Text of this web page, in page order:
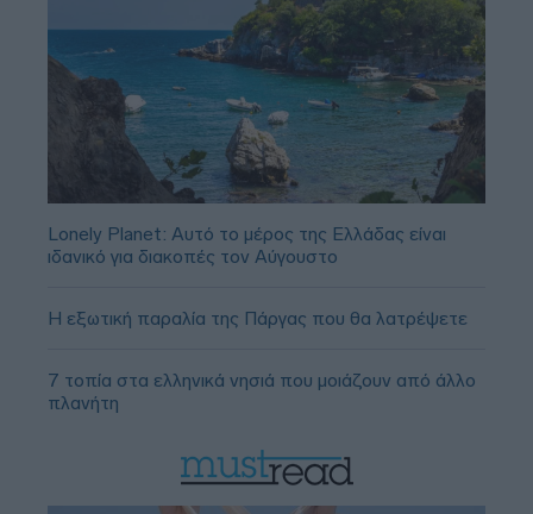
Lonely Planet: Αυτό το μέρος της Ελλάδας είναι
ιδανικό για διακοπές τον Αύγουστο
Η εξωτική παραλία της Πάργας που θα λατρέψετε
7 τοπία στα ελληνικά νησιά που μοιάζουν από άλλο
πλανήτη